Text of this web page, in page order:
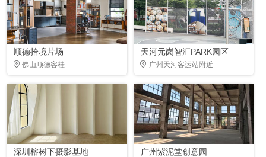
顺德拾境片场
佛山顺德容桂
天河元岗智汇PARK园区
广州天河客运站附近
深圳榕树下摄影基地 广州紫泥堂创意园